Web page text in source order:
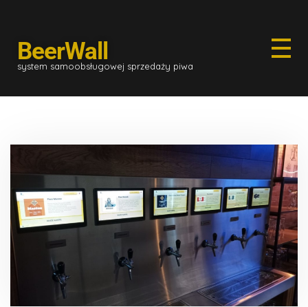
BeerWall
system samoobsługowej sprzedaży piwa